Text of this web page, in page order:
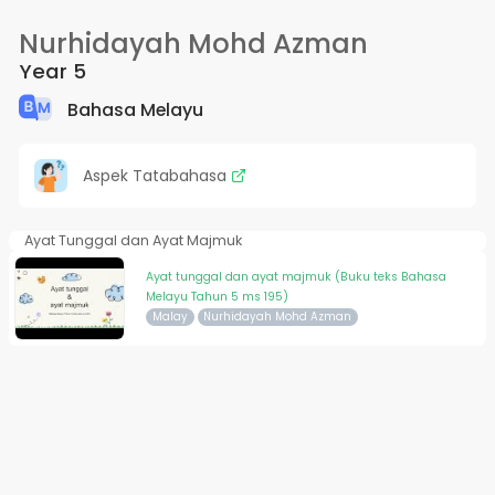
Nurhidayah Mohd Azman
Year 5
Bahasa Melayu
Aspek Tatabahasa
Ayat Tunggal dan Ayat Majmuk
Ayat tunggal dan ayat majmuk (Buku teks Bahasa
Melayu Tahun 5 ms 195)
Malay Nurhidayah Mohd Azman